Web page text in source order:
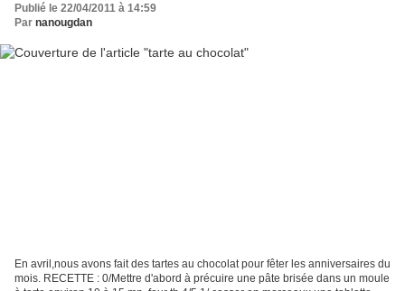
Publié le 22/04/2011 à 14:59
Par nanougdan
En avril,nous avons fait des tartes au chocolat pour fêter les anniversaires du
mois. RECETTE : 0/Mettre d'abord à précuire une pâte brisée dans un moule